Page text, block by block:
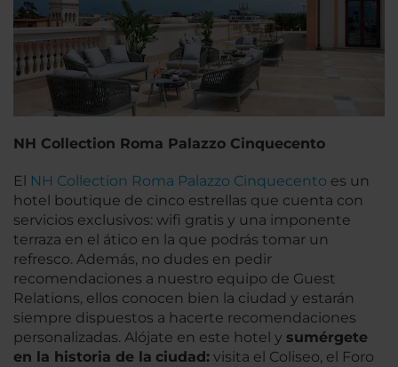
NH Collection Roma Palazzo Cinquecento
El NH Collection Roma Palazzo Cinquecento es un
hotel boutique de cinco estrellas que cuenta con
servicios exclusivos: wifi gratis y una imponente
terraza en el ático en la que podrás tomar un
refresco. Además, no dudes en pedir
recomendaciones a nuestro equipo de Guest
Relations, ellos conocen bien la ciudad y estarán
siempre dispuestos a hacerte recomendaciones
personalizadas. Alójate en este hotel y sumérgete
en la historia de la ciudad: visita el Coliseo, el Foro